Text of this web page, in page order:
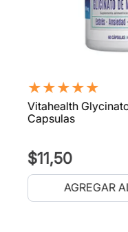
★★★★★
Vitahealth
Capsulas
$11,50
AGREGAR